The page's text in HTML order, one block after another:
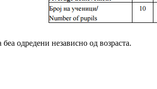
одредени независно од возраста.